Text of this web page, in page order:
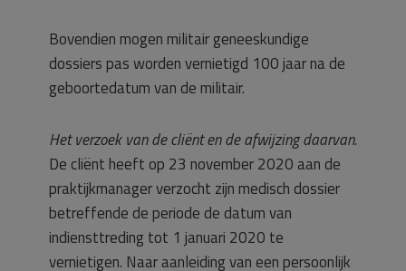
Bovendien mogen militair geneeskundige
dossiers pas worden vernietigd 100 jaar na de
geboortedatum van de militair.
Het verzoek van de cliënt en de afwijzing daarvan.
De cliënt heeft op 23 november 2020 aan de
praktijkmanager verzocht zijn medisch dossier
betreffende de periode de datum van
indiensttreding tot 1 januari 2020 te
vernietigen. Naar aanleiding van een persoonlijk